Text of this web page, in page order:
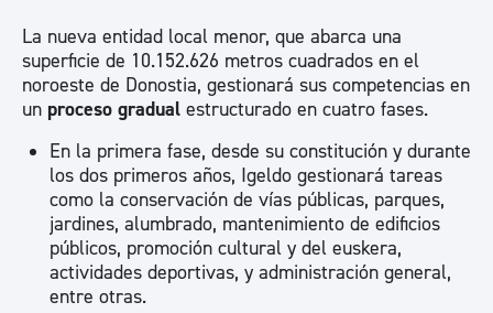
La nueva entidad local menor, que abarca una
superficie de 10.152.626 metros cuadrados en el
noroeste de Donostia, gestionará sus competencias en
un proceso gradual estructurado en cuatro fases.
En la primera fase, desde su constitución y durante
los dos primeros años, Igeldo gestionará tareas
como la conservación de vías públicas, parques,
jardines, alumbrado, mantenimiento de edificios
públicos, promoción cultural y del euskera,
actividades deportivas, y administración general,
entre otras.